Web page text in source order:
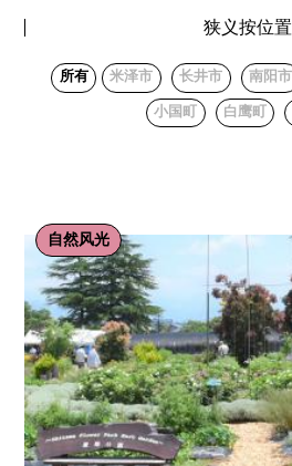
狭义按位置
所有 米泽市 长井市 南阳市
小国町 白鹰町
自然风光